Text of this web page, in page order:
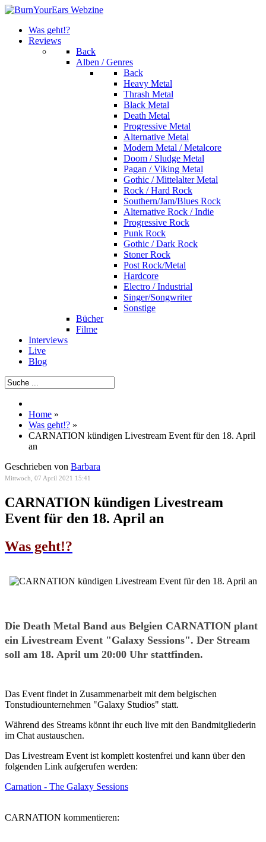
Was geht!?
Reviews
Back
Alben / Genres
Back
Heavy Metal
Thrash Metal
Black Metal
Death Metal
Progressive Metal
Alternative Metal
Modern Metal / Metalcore
Doom / Sludge Metal
Pagan / Viking Metal
Gothic / Mittelalter Metal
Rock / Hard Rock
Southern/Jam/Blues Rock
Alternative Rock / Indie
Progressive Rock
Punk Rock
Gothic / Dark Rock
Stoner Rock
Post Rock/Metal
Hardcore
Electro / Industrial
Singer/Songwriter
Sonstige
Bücher
Filme
Interviews
Live
Blog
Home »
Was geht!? »
CARNATION kündigen Livestream Event für den 18. April
an
Geschrieben von Barbara
Mittwoch, 07 April 2021 15:41
CARNATION kündigen Livestream
Event für den 18. April an
Was geht!?
Die Death Metal Band aus Belgien CARNATION plant
ein Livestream Event "Galaxy Sessions". Der Stream
soll am 18. April um 20:00 Uhr stattfinden.
Das Event findet in Zusammenarbeit mit dem belgischen
Tonstudiounternehmen "Galaxy Studios" statt.
Während des Streams könnt ihr euch live mit den Bandmitgliederin
im Chat austauschen.
Das Livestream Event ist komplett kostenfrei und kann über den
folgenden Link aufgerufen werden:
Carnation - The Galaxy Sessions
CARNATION kommentieren: